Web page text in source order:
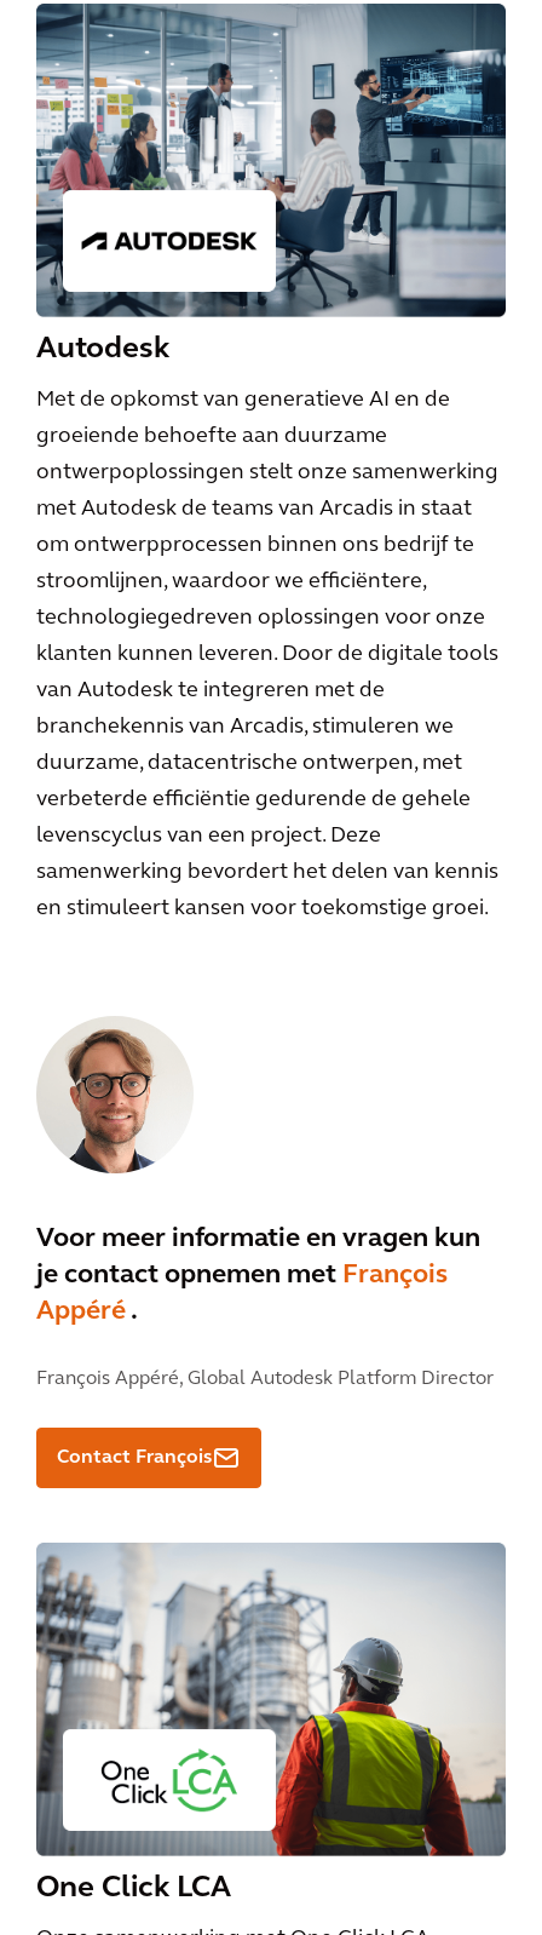
Autodesk
Met de opkomst van generatieve AI en de
groeiende behoefte aan duurzame
ontwerpoplossingen stelt onze samenwerking
met Autodesk de teams van Arcadis in staat
om ontwerpprocessen binnen ons bedrijf te
stroomlijnen, waardoor we efficiëntere,
technologiegedreven oplossingen voor onze
klanten kunnen leveren. Door de digitale tools
van Autodesk te integreren met de
branchekennis van Arcadis, stimuleren we
duurzame, datacentrische ontwerpen, met
verbeterde efficiëntie gedurende de gehele
levenscyclus van een project. Deze
samenwerking bevordert het delen van kennis
en stimuleert kansen voor toekomstige groei.
Voor meer informatie en vragen kun
je contact opnemen met François
Appéré .
François Appéré, Global Autodesk Platform Director
Contact François
One Click LCA